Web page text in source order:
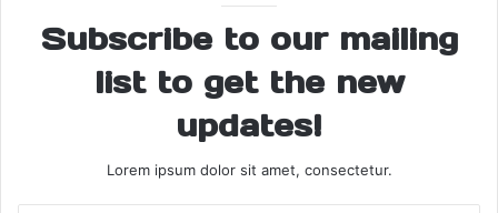
Fire Department Action Industrial Mishap
Injured Workers
Saharanpur News
Subscribe to our mailing
list to get the new
updates!
Lorem ipsum dolor sit amet, consectetur.